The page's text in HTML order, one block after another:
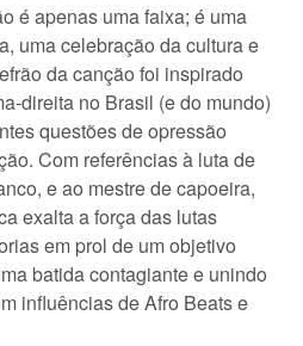
é apenas uma faixa; é uma
uma celebração da cultura e
da canção foi inspirado
direita no Brasil (e do mundo)
questões de opressão
Com referências à luta de
e ao mestre de capoeira,
exalta a força das lutas
em prol de um objetivo
batida contagiante e unindo
influências de Afro Beats e